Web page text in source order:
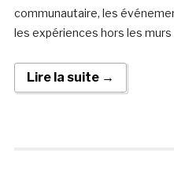
communautaire, les
les expériences hors les
Lire la suite →